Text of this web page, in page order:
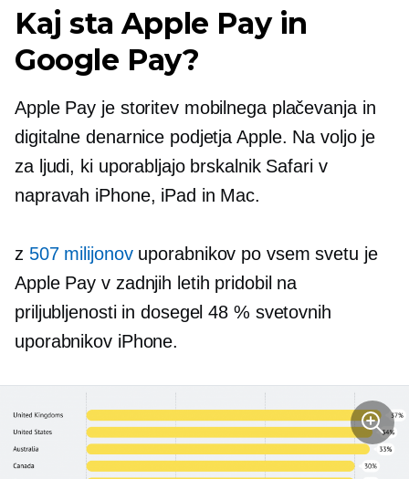
Kaj sta Apple Pay in
Google Pay?
Apple Pay je storitev mobilnega plačevanja in
digitalne denarnice podjetja Apple. Na voljo je
za ljudi, ki uporabljajo brskalnik Safari v
napravah iPhone, iPad in Mac.
z 507 milijonovuporabnikov po vsem svetu je
Apple Pay v zadnjih letih pridobil na
priljubljenosti in dosegel 48 % svetovnih
uporabnikov iPhone.